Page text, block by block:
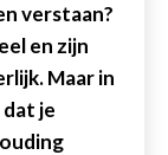
verstaan?
en zijn
Maar in
je